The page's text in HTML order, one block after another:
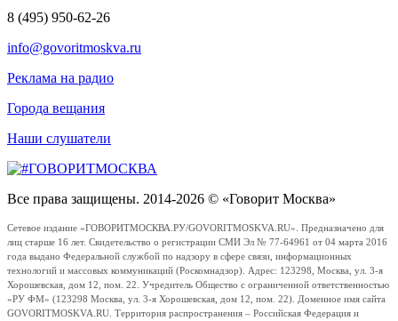
8 (495) 950-62-26
info@govoritmoskva.ru
Реклама на радио
Города вещания
Наши слушатели
Все права защищены. 2014-2026 © «Говорит Москва»
Сетевое издание «ГОВОРИТМОСКВА.РУ/GOVORITMOSKVA.RU». Предназначено для
лиц старше 16 лет. Свидетельство о регистрации СМИ Эл № 77-64961 от 04 марта 2016
года выдано Федеральной службой по надзору в сфере связи, информационных
технологий и массовых коммуникаций (Роскомнадзор). Адрес: 123298, Москва, ул. 3-я
Хорошевская, дом 12, пом. 22. Учредитель Общество с ограниченной ответственностью
«РУ ФМ» (123298 Москва, ул. 3-я Хорошевская, дом 12, пом. 22). Доменное имя сайта
GOVORITMOSKVA.RU. Территория распространения – Российская Федерация и